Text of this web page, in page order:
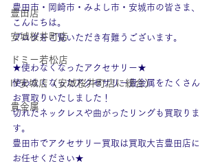
豊田店
安城桜井町店
ドミー若松店
IY安城店（安城桜井町店に統合）
貴金属
豊田市・岡崎市・みよし市・安城市の皆さま、
こんにちは。
ブログをご覧いただき有難うございます。
★使わなくなったアクセサリー★
使わなくなったアクセサリー貴金属をたくさん
お買取りいたしました！
切れたネックレスや曲がったリングも買取りま
す。
豊田市でアクセサリー買取は買取大吉豊田店に
お任せください★